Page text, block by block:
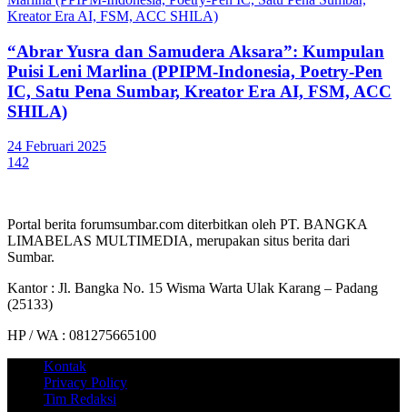
“Abrar Yusra dan Samudera Aksara”: Kumpulan
Puisi Leni Marlina (PPIPM-Indonesia, Poetry-Pen
IC, Satu Pena Sumbar, Kreator Era AI, FSM, ACC
SHILA)
24 Februari 2025
142
Portal berita forumsumbar.com diterbitkan oleh PT. BANGKA
LIMABELAS MULTIMEDIA, merupakan situs berita dari
Sumbar.
Kantor : Jl. Bangka No. 15 Wisma Warta Ulak Karang – Padang
(25133)
HP / WA : 081275665100
Kontak
Privacy Policy
Tim Redaksi